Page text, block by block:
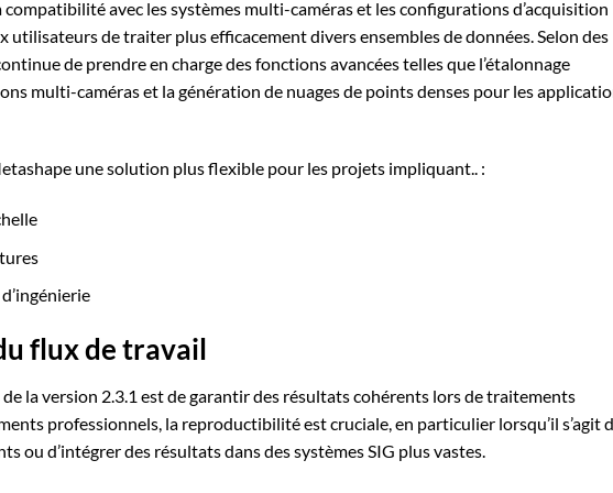
avec les systèmes multi-caméras et les configurations d’acquisition
utilisateurs de traiter plus efficacement divers ensembles de données. Selon des
de prendre en charge des fonctions avancées telles que l’étalonnage
multi-caméras et la génération de nuages de points denses pour les
une solution plus flexible pour les projets impliquant.. :
flux de travail
de la version 2.3.1 est de garantir des résultats cohérents lors de traitements
professionnels, la reproductibilité est cruciale, en particulier lorsqu’il s’agit
ou d’intégrer des résultats dans des systèmes SIG plus vastes.